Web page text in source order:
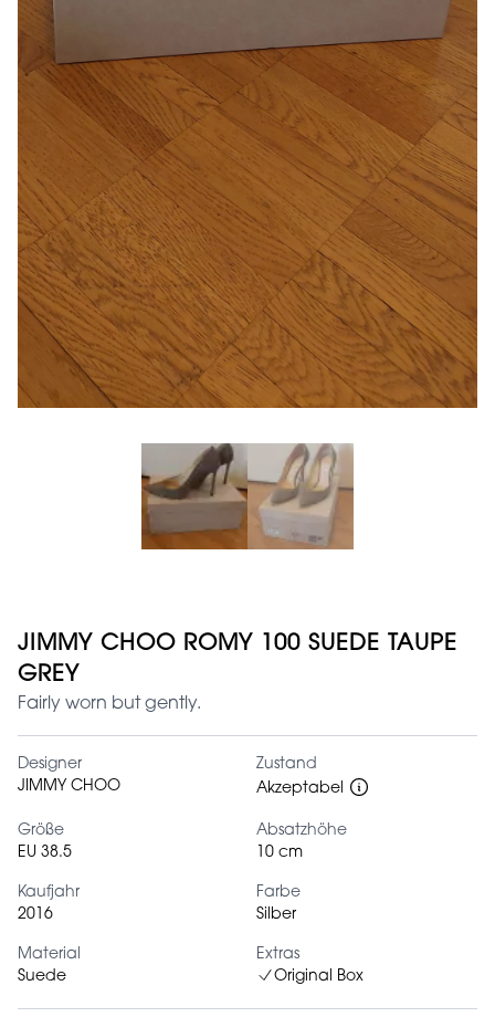
JIMMY CHOO ROMY 100 SUEDE TAUPE
GREY
Fairly worn but gently.
Designer
JIMMY CHOO
Zustand
Akzeptabel
Größe
EU 38.5
Absatzhöhe
10 cm
Kaufjahr
2016
Farbe
Silber
Material
Suede
Extras
Original Box